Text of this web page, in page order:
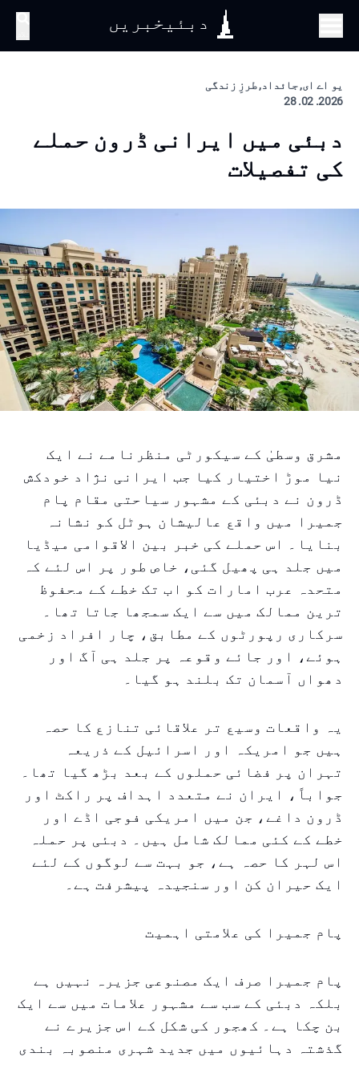
دبئیخبریں
یو اے ای, جائداد, طرزِ زندگی
2026. 02. 28
دبئی میں ایرانی ڈرون حملے
کی تفصیلات
مشرق وسطیٰ کے سیکورٹی منظرنامے نے ایک
نیا موڑ اختیار کیا جب ایرانی نژاد خودکش
ڈرون نے دبئی کے مشہور سیاحتی مقام پام
جمیرا میں واقع عالیشان ہوٹل کو نشانہ
بنایا۔ اس حملے کی خبر بین الاقوامی میڈیا
میں جلد ہی پھیل گئی، خاص طور پر اس لئے کہ
متحدہ عرب امارات کو اب تک خطے کے محفوظ
ترین ممالک میں سے ایک سمجھا جاتا تھا۔
سرکاری رپورٹوں کے مطابق، چار افراد زخمی
ہوئے، اور جائے وقوعہ پر جلد ہی آگ اور
دھواں آسمان تک بلند ہو گیا۔
یہ واقعات وسیع تر علاقائی تنازع کا حصہ
ہیں جو امریکہ اور اسرائیل کے ذریعہ
تہران پر فضائی حملوں کے بعد بڑھ گیا تھا۔
جواباً، ایران نے متعدد اہداف پر راکٹ اور
ڈرون داغے، جن میں امریکی فوجی اڈے اور
خطے کے کئی ممالک شامل ہیں۔ دبئی پر حملہ
اس لہر کا حصہ ہے، جو بہت سے لوگوں کے لئے
ایک حیران کن اور سنجیدہ پیشرفت ہے۔
پام جمیرا کی علامتی اہمیت
پام جمیرا صرف ایک مصنوعی جزیرہ نہیں ہے
بلکہ دبئی کے سب سے مشہور علامات میں سے ایک
بن چکا ہے۔ کھجور کی شکل کے اس جزیرے نے
گذشتہ دہائیوں میں جدید شہری منصوبہ بندی